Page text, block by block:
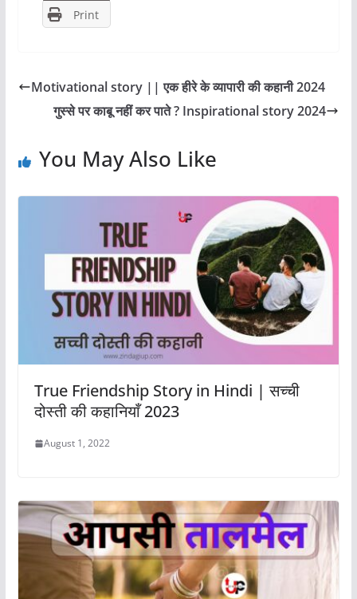
o n
Print
Motivational story || एक हीरे के व्यापारी की कहानी 2024
गुस्से पर काबू नहीं कर पाते ? Inspirational story 2024
You May Also Like
True Friendship Story in Hindi | सच्ची
दोस्ती की कहानियाँ 2023
August 1, 2022